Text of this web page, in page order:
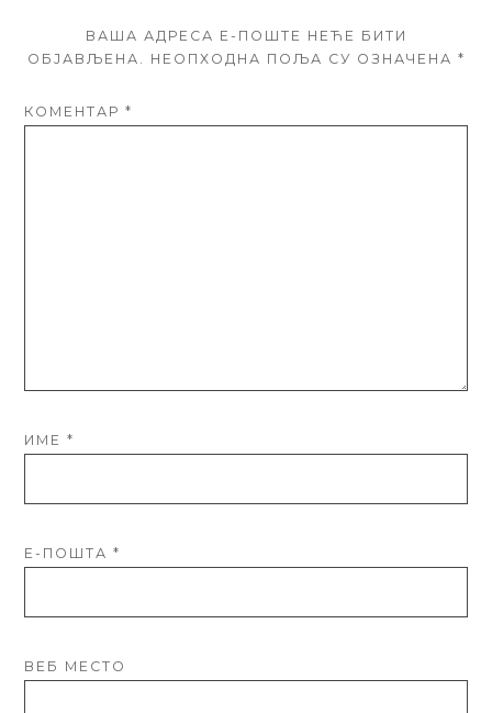
ВАША АДРЕСА Е-ПОШТЕ НЕЋЕ БИТИ
ОБЈАВЉЕНА.
НЕОПХОДНА ПОЉА СУ ОЗНАЧЕНА *
КОМЕНТАР*
ИМЕ*
Е-ПОШТА*
ВЕБ МЕСТО